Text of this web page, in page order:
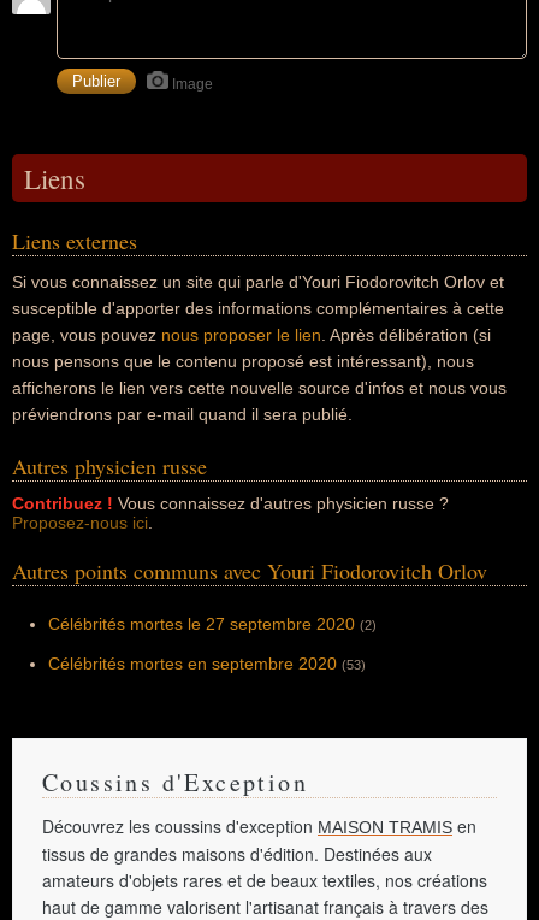
Image
Liens
Liens externes
Si vous connaissez un site qui parle d'Youri Fiodorovitch Orlov et
susceptible d'apporter des informations complémentaires à cette
page, vous pouvez nous proposer le lien . Après délibération (si
nous pensons que le contenu proposé est intéressant), nous
afficherons le lien vers cette nouvelle source d'infos et nous vous
préviendrons par e-mail quand il sera publié.
Autres physicien russe
Contribuez ! Vous connaissez d'autres physicien russe ?
Proposez-nous ici
Autres points communs avec Youri Fiodorovitch Orlov
Célébrités mortes le 27 septembre 2020 (2)
Célébrités mortes en septembre 2020 (53)
Coussins d'Exception
Découvrez les coussins d'exception MAISON TRAMIS en
tissus de grandes maisons d'édition. Destinées aux
amateurs d'objets rares et de beaux textiles, nos créations
haut de gamme valorisent l'artisanat français à travers des